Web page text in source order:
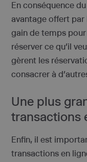
En conséquence
avantage offert
gain de temps
réserver ce qu’il
gèrent les
consacrer à
Une plus
transactions
Enfin, il est
transactions en